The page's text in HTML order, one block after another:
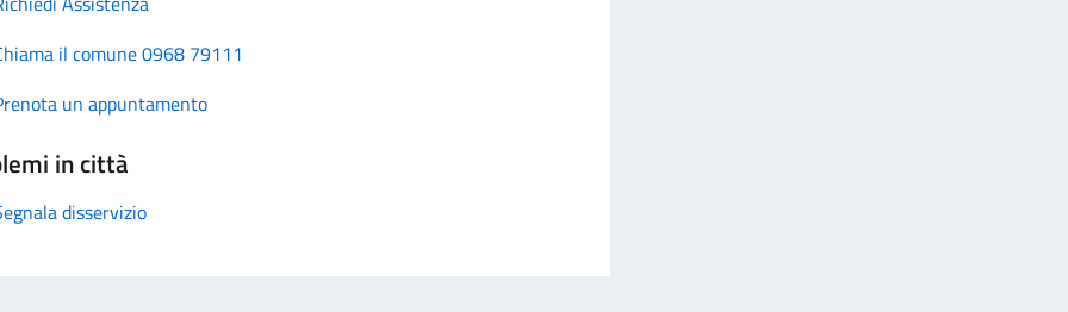
il comune 0968 79111
un appuntamento
in città
disservizio